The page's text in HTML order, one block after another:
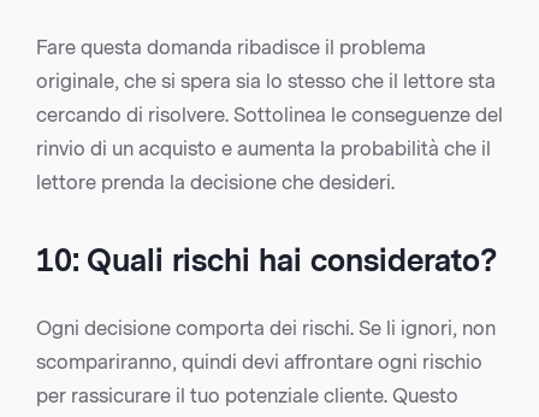
Fare questa domanda ribadisce il problema
originale, che si spera sia lo stesso che il lettore sta
cercando di risolvere. Sottolinea le conseguenze del
rinvio di un acquisto e aumenta la probabilità che il
lettore prenda la decisione che desideri.
10: Quali rischi hai considerato?
Ogni decisione comporta dei rischi. Se li ignori, non
scompariranno, quindi devi affrontare ogni rischio
per rassicurare il tuo potenziale cliente. Questo